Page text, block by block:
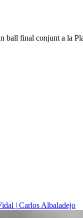
ball final conjunt a la
| Carlos Albaladejo